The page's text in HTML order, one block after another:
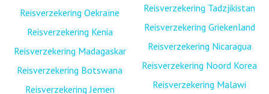
Reisverzekering Oekraïne
Reisverzekering Kenia
Reisverzekering Madagaskar
Reisverzekering Botswana
Reisverzekering Jemen
Reisverzekering Tadzjikistan
Reisverzekering Griekenland
Reisverzekering Nicaragua
Reisverzekering Noord Korea
Reisverzekering Malawi